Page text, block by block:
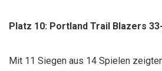
Platz 10: Portland Trail Blazers
Mit 11 Siegen aus 14 Spielen